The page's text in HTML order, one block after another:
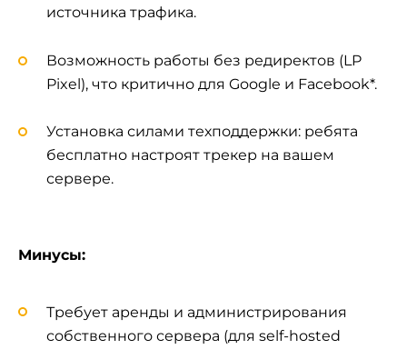
источника трафика.
Возможность работы без редиректов (LP
Pixel), что критично для Google и Facebook*.
Установка силами техподдержки: ребята
бесплатно настроят трекер на вашем
сервере.
Минусы:
Требует аренды и администрирования
собственного сервера (для self-hosted